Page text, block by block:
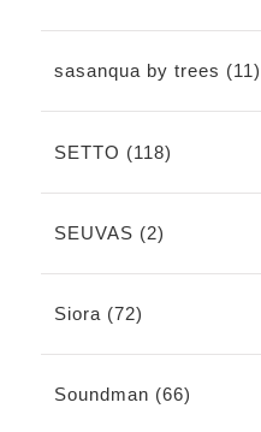
sasanqua by trees (11)
SETTO (118)
SEUVAS (2)
Siora (72)
Soundman (66)